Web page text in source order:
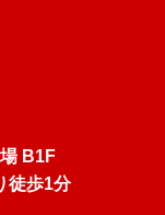
B1F
徒歩1分